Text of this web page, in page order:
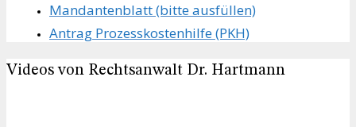
Mandanten­blatt (bitte ausfüllen)
Antrag Prozesskostenhilfe (PKH)
Videos von Rechtsanwalt Dr. Hartmann